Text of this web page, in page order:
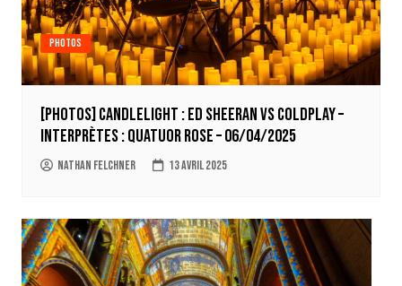
Photos
[Photos] Candlelight : Ed Sheeran VS Coldplay –
Interprètes : Quatuor Rose – 06/04/2025
Nathan Felchner 13 avril 2025